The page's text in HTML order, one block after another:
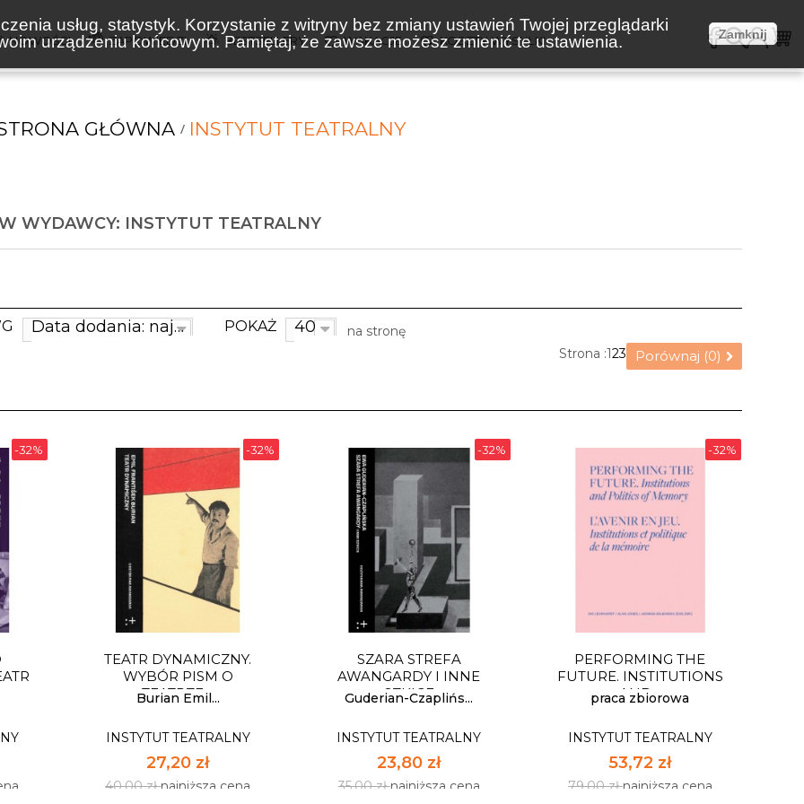
usług, statystyk. Korzystanie z witryny bez zmiany ustawień Twojej przeglądarki
urządzeniu końcowym. Pamiętaj, że zawsze możesz zmienić te ustawienia.
Zamknij
NOWOŚCI ZAPOWIEDZI BESTSELLERY WAKACJE KOSZTY WYSYŁKI
GŁÓWNA INSTYTUT TEATRALNY
WYDAWCY: INSTYTUT TEATRALNY
Data dodania: najnowsze POKAŻ 40 na stronę
Porównaj (0)
Strona :123
-32% -32%
TEATR DYNAMICZNY.
WYBÓR PISM O
TEATRZE,...
Burian Emil...
INSTYTUT TEATRALNY
27,20 zł
40,00 złnajniższa cena
-32%
SZARA STREFA
AWANGARDY I INNE
SZKICE
Guderian-Czaplińs...
INSTYTUT TEATRALNY
23,80 zł
35,00 złnajniższa cena
-32%
PERFORMING THE
FUTURE. INSTITUTIONS
AND...
praca zbiorowa
INSTYTUT TEATRALNY
53,72 zł
79,00 złnajniższa cena